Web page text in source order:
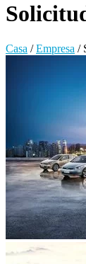
Casa /Empresa /